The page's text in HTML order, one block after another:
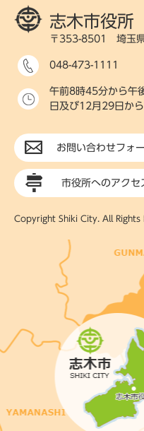
志木市役所
〒353-8501 埼玉
048-473-1111
午前8時45分から午
日及び12月29日か
お問い合わせフォ
市役所へのアクセ
Copyright Shiki City. All Rights